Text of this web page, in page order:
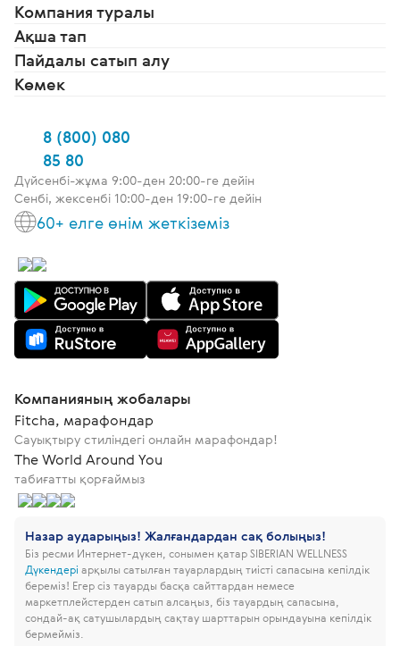
Компания туралы
Ақша тап
Пайдалы сатып алу
Көмек
8 (800) 080
85 80
Дүйсенбі-жұма 9:00-ден 20:00-ге дейін
Сенбі, жексенбі 10:00-ден 19:00-ге дейін
60+ елге өнім жеткіземіз
Компанияның жобалары
Fitcha, марафондар
Сауықтыру стиліндегі онлайн марафондар!
The World Around You
табиғатты қорғаймыз
Назар аударыңыз! Жалғандардан сақ болыңыз!
Біз ресми Интернет-дүкен, сонымен қатар SIBERIAN WELLNESS
Дүкендері арқылы сатылған тауарлардың тиісті сапасына кепілдік
береміз! Егер сіз тауарды басқа сайттардан немесе
маркетплейстерден сатып алсаңыз, біз тауардың сапасына,
сондай-ақ сатушылардың сақтау шарттарын орындауына кепілдік
бермейміз.